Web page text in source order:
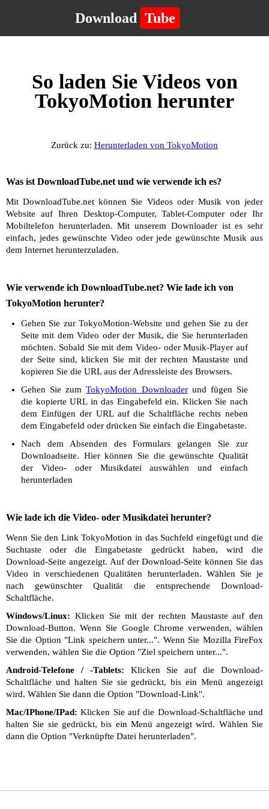
Download Tube
So laden Sie Videos von
TokyoMotion herunter
Zurück zu: Herunterladen von TokyoMotion
Was ist DownloadTube.net und wie verwende ich es?
Mit DownloadTube.net können Sie Videos oder Musik von jeder
Website auf Ihren Desktop-Computer, Tablet-Computer oder Ihr
Mobiltelefon herunterladen. Mit unserem Downloader ist es sehr
einfach, jedes gewünschte Video oder jede gewünschte Musik aus
dem Internet herunterzuladen.
Wie verwende ich DownloadTube.net? Wie lade ich von
TokyoMotion herunter?
Gehen Sie zur TokyoMotion-Website und gehen Sie zu der
Seite mit dem Video oder der Musik, die Sie herunterladen
möchten. Sobald Sie mit dem Video- oder Musik-Player auf
der Seite sind, klicken Sie mit der rechten Maustaste und
kopieren Sie die URL aus der Adressleiste des Browsers.
Gehen Sie zumTokyoMotion Downloaderund fügen Sie
die kopierte URL in das Eingabefeld ein. Klicken Sie nach
dem Einfügen der URL auf die Schaltfläche rechts neben
dem Eingabefeld oder drücken Sie einfach die Eingabetaste.
Nach dem Absenden des Formulars gelangen Sie zur
Downloadseite. Hier können Sie die gewünschte Qualität
der Video- oder Musikdatei auswählen und einfach
herunterladen
Wie lade ich die Video- oder Musikdatei herunter?
Wenn Sie den Link TokyoMotion in das Suchfeld eingefügt und die
Suchtaste oder die Eingabetaste gedrückt haben, wird die
Download-Seite angezeigt. Auf der Download-Seite können Sie das
Video in verschiedenen Qualitäten herunterladen. Wählen Sie je
nach gewünschter Qualität die entsprechende Download-
Schaltfläche.
Windows/Linux: Klicken Sie mit der rechten Maustaste auf den
Download-Button. Wenn Sie Google Chrome verwenden, wählen
Sie die Option "Link speichern unter...". Wenn Sie Mozilla FireFox
verwenden, wählen Sie die Option "Ziel speichern unter...".
Android-Telefone / -Tablets: Klicken Sie auf die Download-
Schaltfläche und halten Sie sie gedrückt, bis ein Menü angezeigt
wird. Wählen Sie dann die Option "Download-Link".
Mac/IPhone/IPad: Klicken Sie auf die Download-Schaltfläche und
halten Sie sie gedrückt, bis ein Menü angezeigt wird. Wählen Sie
dann die Option "Verknüpfte Datei herunterladen".